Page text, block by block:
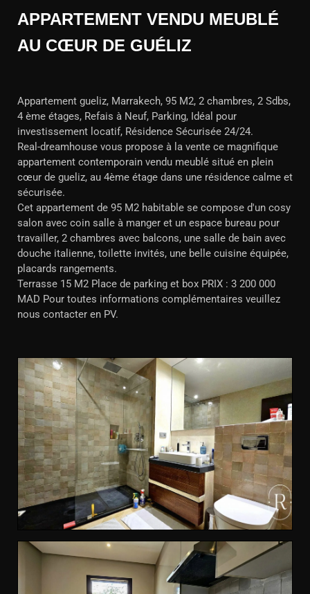
APPARTEMENT VENDU MEUBLÉ
AU CŒUR DE GUÉLIZ
Appartement gueliz, Marrakech, 95 M2, 2 chambres, 2 Sdbs,
4 ème étages, Refais à Neuf, Parking, Idéal pour
investissement locatif, Résidence Sécurisée 24/24.
Real-dreamhouse vous propose à la vente ce magnifique
appartement contemporain vendu meublé situé en plein
cœur de gueliz, au 4ème étage dans une résidence calme et
sécurisée.
Cet appartement de 95 M2 habitable se compose d'un cosy
salon avec coin salle à manger et un espace bureau pour
travailler, 2 chambres avec balcons, une salle de bain avec
douche italienne, toilette invités, une belle cuisine équipée,
placards rangements.
Terrasse 15 M2 Place de parking et box PRIX : 3 200 000
MAD Pour toutes informations complémentaires veuillez
nous contacter en PV.